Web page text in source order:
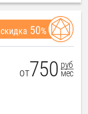
скидка 50%
от750 руб
мес